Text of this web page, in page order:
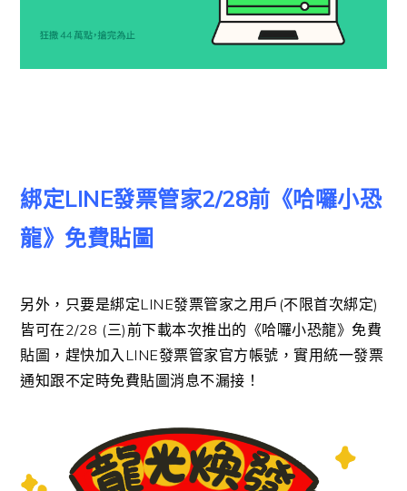
綁定LINE發票管家2/28前《哈囉小恐
龍》免費貼圖
另外，只要是綁定LINE發票管家之用戶(不限首次綁定)
皆可在2/28 (三)前下載本次推出的《哈囉小恐龍》免費
貼圖，趕快加入LINE發票管家官方帳號，實用統一發票
通知跟不定時免費貼圖消息不漏接！